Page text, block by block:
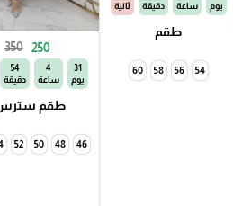
يوم
ساعة
دقيقة
ثانية
طقم
54
56
58
60
350 250
31
يوم
4
ساعة
54
دقيقة
طقم
46
48
50
52